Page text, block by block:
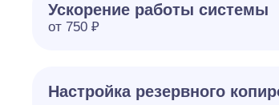
Ускорение работы системы
от 750 ₽
Настройка резервного